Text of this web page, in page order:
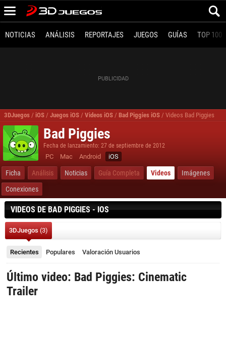
NOTICIAS ANÁLISIS REPORTAJES JUEGOS GUÍAS TOP 100
3DJuegos / iOS / Juegos iOS / Videos iOS / Bad Piggies iOS / Videos Bad Piggies
Bad Piggies
Fecha de lanzamiento: 27 de septiembre de 2012
PC Mac Android iOS
Ficha Análisis Noticias Guía Completa Videos
Imágenes
Conexiones
VIDEOS DE BAD PIGGIES - IOS
3DJuegos (3)
Recientes Populares Valoración Usuarios
Último video: Bad Piggies: Cinematic
Trailer